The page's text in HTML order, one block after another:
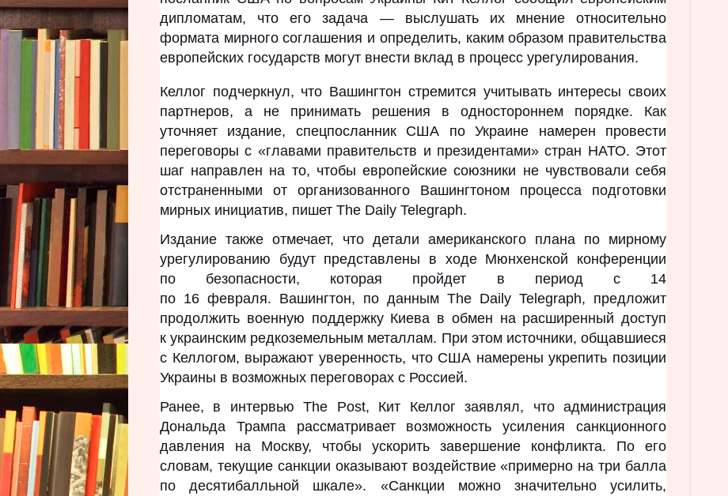
дипломатам, что его задача — выслушать их мнение относительно
формата мирного соглашения и определить, каким образом правительства
европейских государств могут внести вклад в процесс урегулирования.
Келлог подчеркнул, что Вашингтон стремится учитывать интересы своих
партнеров, а не принимать решения в одностороннем порядке. Как
уточняет издание, спецпосланник США по Украине намерен провести
переговоры с «главами правительств и президентами» стран НАТО. Этот
шаг направлен на то, чтобы европейские союзники не чувствовали себя
отстраненными от организованного Вашингтоном процесса подготовки
мирных инициатив, пишет The Daily Telegraph.
Издание также отмечает, что детали американского плана по мирному
урегулированию будут представлены в ходе Мюнхенской конференции
по безопасности, которая пройдет в период с 14
по 16 февраля. Вашингтон, по данным The Daily Telegraph, предложит
продолжить военную поддержку Киева в обмен на расширенный доступ
к украинским редкоземельным металлам. При этом источники, общавшиеся
с Келлогом, выражают уверенность, что США намерены укрепить позиции
Украины в возможных переговорах с Россией.
Ранее, в интервью The Post, Кит Келлог заявлял, что администрация
Дональда Трампа рассматривает возможность усиления санкционного
давления на Москву, чтобы ускорить завершение конфликта. По его
словам, текущие санкции оказывают воздействие «примерно на три балла
по десятибалльной шкале». «Санкции можно значительно усилить,